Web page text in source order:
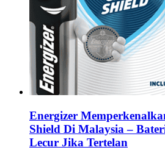
Energizer
Shield Di Malaysia –
Lecur Jika Tertelan